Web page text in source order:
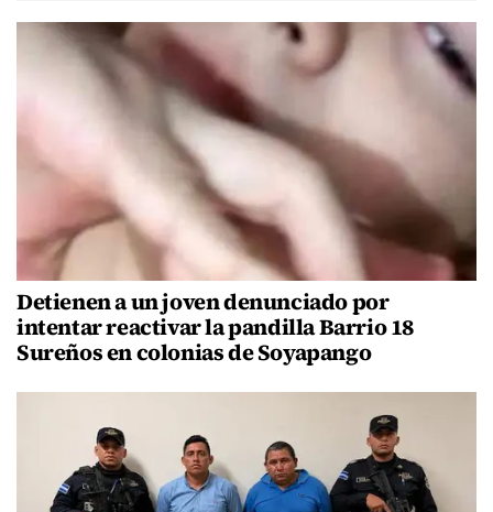
Detienen a un joven denunciado por
intentar reactivar la pandilla Barrio 18
Sureños en colonias de Soyapango